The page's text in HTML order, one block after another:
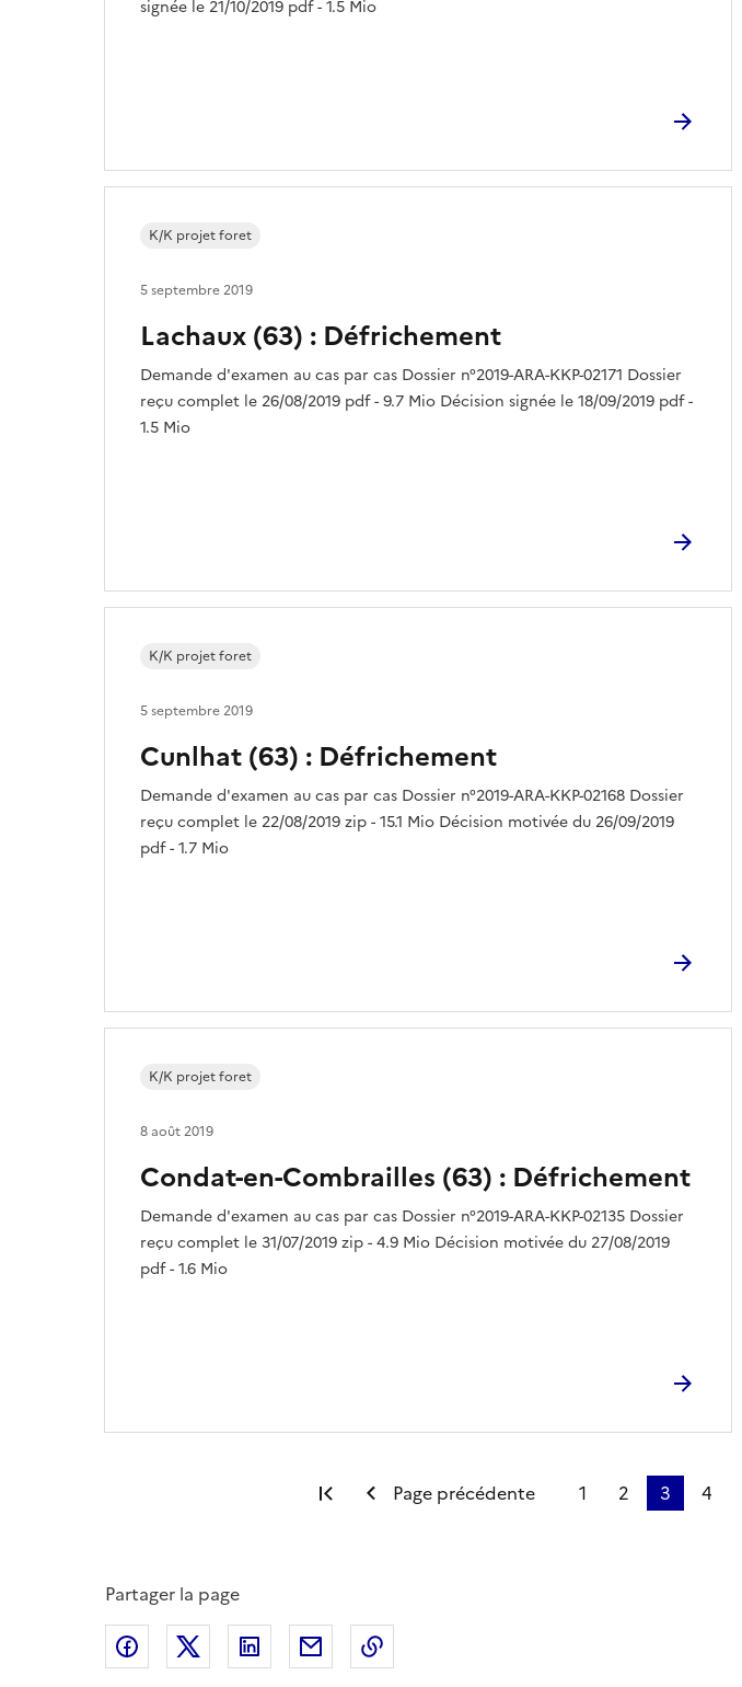
signée le 21/10/2019 pdf - 1.5 Mio
Lachaux (63) : Défrichement
Demande d'examen au cas par cas Dossier n°2019-ARA-KKP-02171 Dossier
reçu complet le 26/08/2019 pdf - 9.7 Mio Décision signée le 18/09/2019 pdf -
1.5 Mio
K/K projet foret
5 septembre 2019
Cunlhat (63) : Défrichement
Demande d'examen au cas par cas Dossier n°2019-ARA-KKP-02168 Dossier
reçu complet le 22/08/2019 zip - 15.1 Mio Décision motivée du 26/09/2019
pdf - 1.7 Mio
K/K projet foret
5 septembre 2019
Condat-en-Combrailles (63) : Défrichement
Demande d'examen au cas par cas Dossier n°2019-ARA-KKP-02135 Dossier
reçu complet le 31/07/2019 zip - 4.9 Mio Décision motivée du 27/08/2019
pdf - 1.6 Mio
K/K projet foret
8 août 2019
Première page
Page précédente 1 2 3 4
Partager la page
Partager sur Facebook
Partager sur XPartager sur LinkedIn
Partager par email